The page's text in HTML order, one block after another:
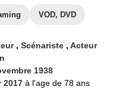
VOD, DVD
,Scénariste ,Acteur
1938
2017à l'age de 78 ans